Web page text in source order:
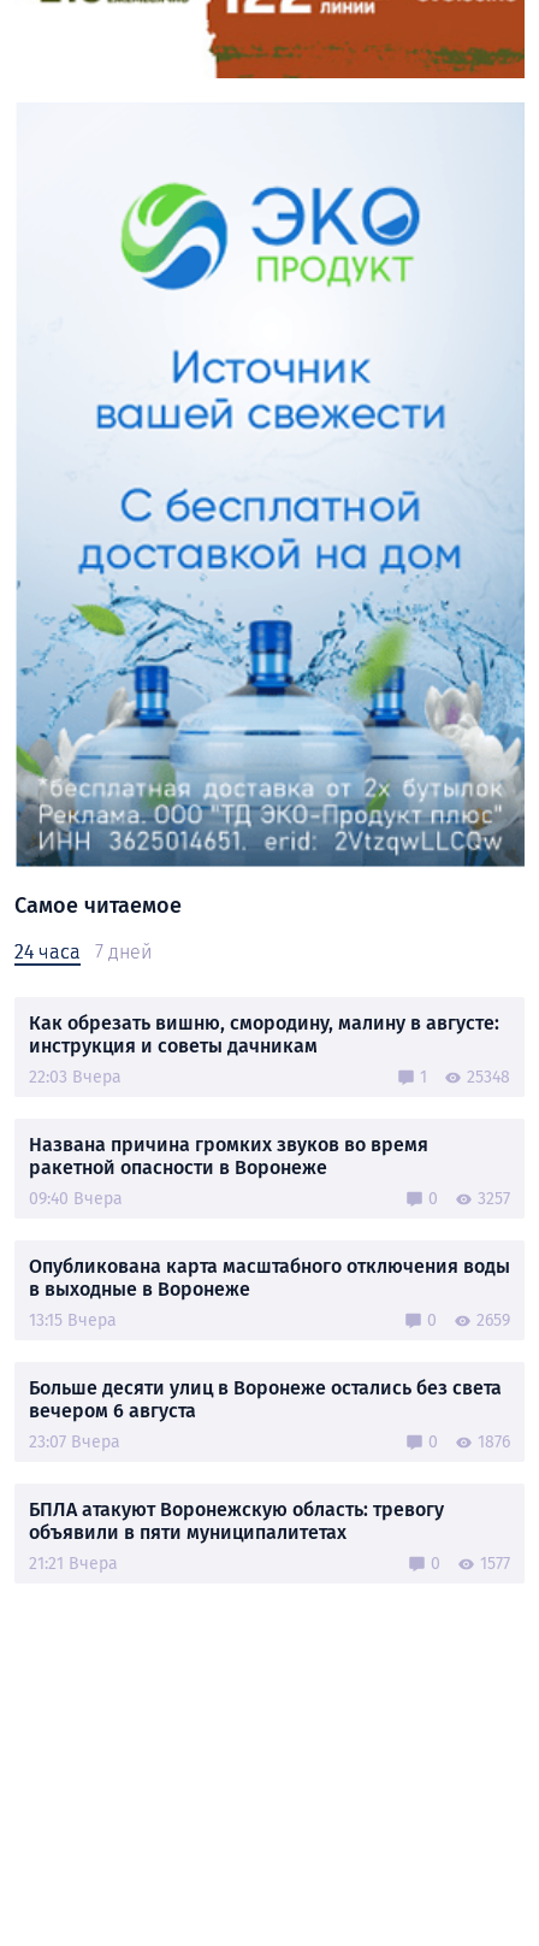
Самое читаемое
24 часа 7 дней
Как обрезать вишню, смородину, малину в августе:
инструкция и советы дачникам
22:03 Вчера 1 25348
Названа причина громких звуков во время
ракетной опасности в Воронеже
09:40 Вчера 0 3257
Опубликована карта масштабного отключения воды
в выходные в Воронеже
13:15 Вчера 0 2659
Больше десяти улиц в Воронеже остались без света
вечером 6 августа
23:07 Вчера 0 1876
БПЛА атакуют Воронежскую область: тревогу
объявили в пяти муниципалитетах
21:21 Вчера 0 1577